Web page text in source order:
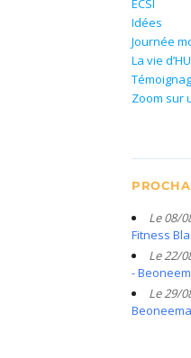
ECSI
Idées
Journée
La vie
Zoom sur
Le 08/
Fitness
Le 22/
-
Le 29/
Beoneema